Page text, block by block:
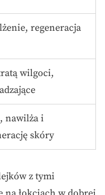
regeneracja
wilgoci,
nawilża i
skóry
z tymi